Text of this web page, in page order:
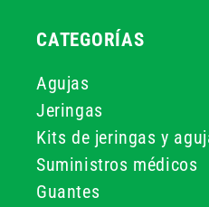
CATEGORÍAS
Agujas
Jeringas
Kits de jeringas y
Suministros médicos
Guantes